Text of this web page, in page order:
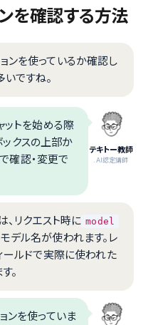
を確認する方法
ンを使っているか確認し
いですね。
テキトー教師
.AI認定講師
ットを始める際
ックスの上部か
確認・変更で
リクエスト時に model
デル名が使われます。レ
ールドで実際に使われた
。
ンを使っていま